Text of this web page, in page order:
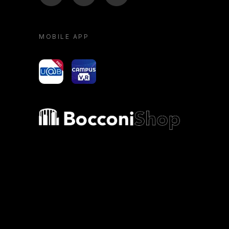
MOBILE APP
yoU@B Campus VR
Bocconi shop